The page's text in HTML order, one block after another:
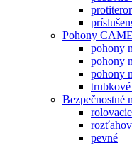
Pohony CAME
pohony
pohony
pohony
Bezpečnostné
rolovacie
pevné